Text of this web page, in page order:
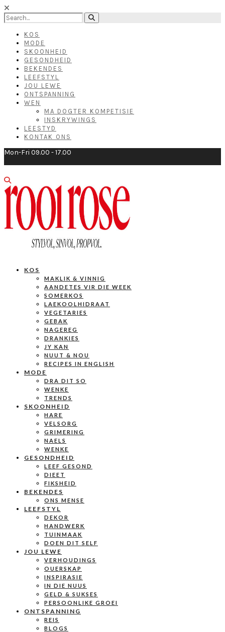
KOS
MODE
SKOONHEID
GESONDHEID
BEKENDES
LEEFSTYL
JOU LEWE
ONTSPANNING
WEN
MA DOGTER KOMPETISIE
INSKRYWINGS
LEESTYD
KONTAK ONS
Mon-Fri 09.00 - 17.00
KOS
MAKLIK & VINNIG
AANDETES VIR DIE WEEK
SOMERKOS
LAEKOOLHIDRAAT
VEGETARIES
GEBAK
NAGEREG
DRANKIES
JY KAN
NUUT & NOU
RECIPES IN ENGLISH
MODE
DRA DIT SO
WENKE
TRENDS
SKOONHEID
HARE
VELSORG
GRIMERING
NAELS
WENKE
GESONDHEID
LEEF GESOND
DIEET
FIKSHEID
BEKENDES
ONS MENSE
LEEFSTYL
DEKOR
HANDWERK
TUINMAAK
DOEN DIT SELF
JOU LEWE
VERHOUDINGS
OUERSKAP
INSPIRASIE
IN DIE NUUS
GELD & SUKSES
PERSOONLIKE GROEI
ONTSPANNING
REIS
BLOGS